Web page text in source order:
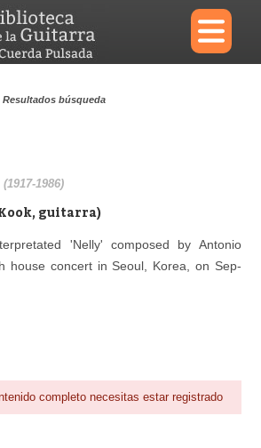
×
Reproductor
Resultados búsqueda
1986)
guitarra)
'Nelly' composed by Antonio
house concert in Seoul, Korea, on Sep-
completo necesitas estar registrado